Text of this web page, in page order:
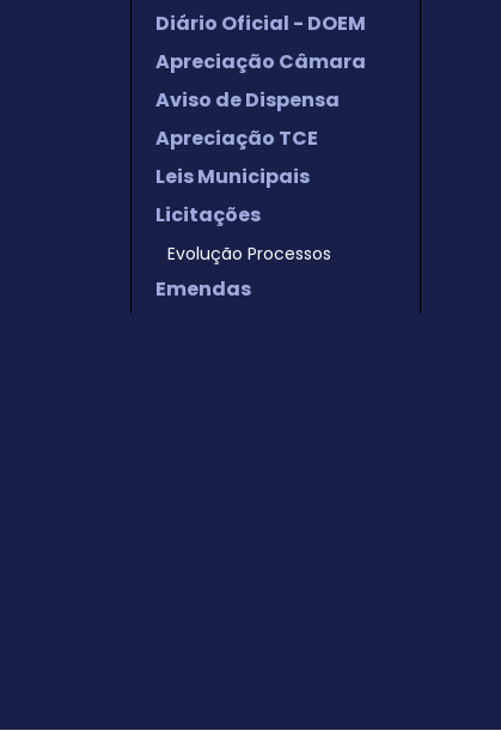
Diário Oficial - DOEM
Apreciação Câmara
Aviso de Dispensa
Apreciação TCE
Leis Municipais
Licitações
Evolução Processos
Emendas